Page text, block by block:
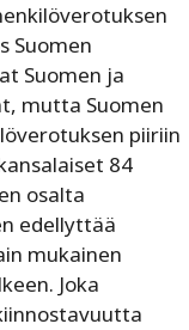
Suomen
Suomen ja
mutta Suomen
piiriin
84
osalta
edellyttää
mukainen
Joka